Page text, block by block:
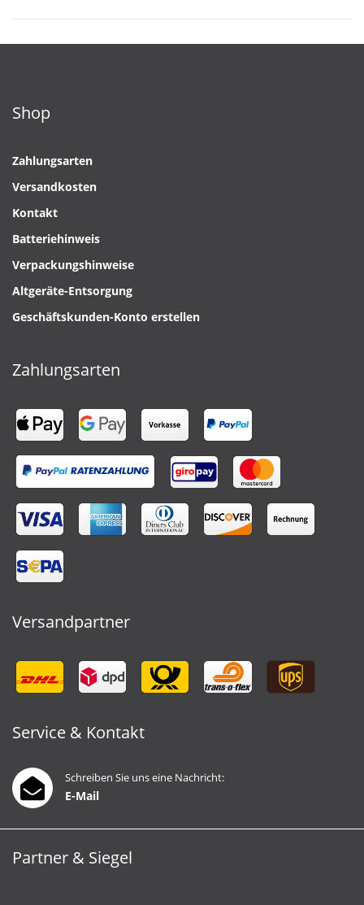
Shop
Zahlungsarten
Versandkosten
Kontakt
Batteriehinweis
Verpackungshinweise
Altgeräte-Entsorgung
Geschäftskunden-Konto erstellen
Zahlungsarten
Versandpartner
Service & Kontakt
Schreiben Sie uns eine Nachricht:
E-Mail
Partner & Siegel